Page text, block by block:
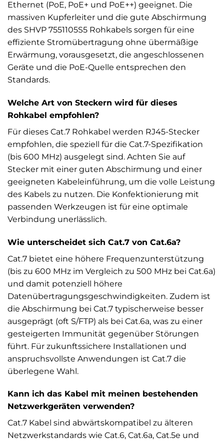
Ethernet (PoE, PoE+ und PoE++) geeignet. Die
massiven Kupferleiter und die gute Abschirmung
des SHVP 7551105S5 Rohkabels sorgen für eine
effiziente Stromübertragung ohne übermäßige
Erwärmung, vorausgesetzt, die angeschlossenen
Geräte und die PoE-Quelle entsprechen den
Standards.
Welche Art von Steckern wird für dieses
Rohkabel empfohlen?
Für dieses Cat.7 Rohkabel werden RJ45-Stecker
empfohlen, die speziell für die Cat.7-Spezifikation
(bis 600 MHz) ausgelegt sind. Achten Sie auf
Stecker mit einer guten Abschirmung und einer
geeigneten Kabeleinführung, um die volle Leistung
des Kabels zu nutzen. Die Konfektionierung mit
passenden Werkzeugen ist für eine optimale
Verbindung unerlässlich.
Wie unterscheidet sich Cat.7 von Cat.6a?
Cat.7 bietet eine höhere Frequenzunterstützung
(bis zu 600 MHz im Vergleich zu 500 MHz bei Cat.6a)
und damit potenziell höhere
Datenübertragungsgeschwindigkeiten. Zudem ist
die Abschirmung bei Cat.7 typischerweise besser
ausgeprägt (oft S/FTP) als bei Cat.6a, was zu einer
gesteigerten Immunität gegenüber Störungen
führt. Für zukunftssichere Installationen und
anspruchsvollste Anwendungen ist Cat.7 die
überlegene Wahl.
Kann ich das Kabel mit meinen bestehenden
Netzwerkgeräten verwenden?
Cat.7 Kabel sind abwärtskompatibel zu älteren
Netzwerkstandards wie Cat.6, Cat.6a, Cat.5e und